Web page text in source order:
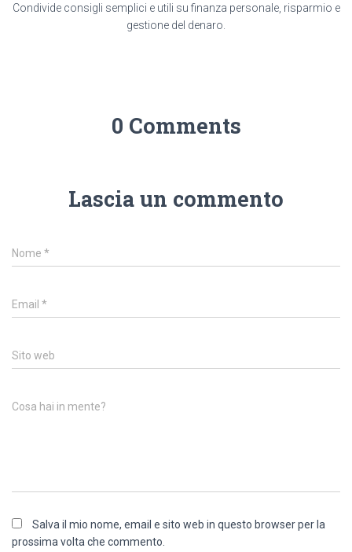
Condivide consigli semplici e utili su finanza personale, risparmio e
gestione del denaro.
0 Comments
Lascia un commento
Nome *
Email *
Sito web
Cosa hai in mente?
Salva il mio nome, email e sito web in questo browser per la
prossima volta che commento.